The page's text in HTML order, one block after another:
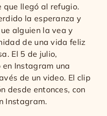
llegó al refugio.
la esperanza y
alguien la vea y
de una vida feliz
El 5 de julio,
Instagram una
de un video. El clip
desde entonces, con
Instagram.